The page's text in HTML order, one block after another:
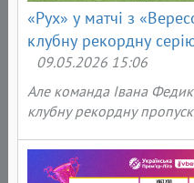
«Рух» у матчі з
клубну рекордну
09.05.2026 15:06
Але команда Івана
клубну рекордну